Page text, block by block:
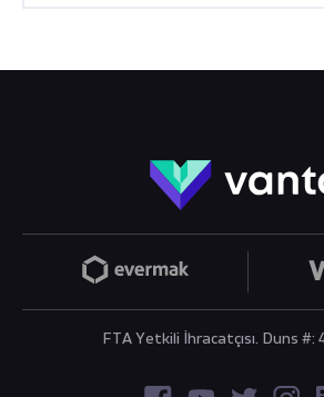
FTA Yetkili İhracatçısı. Duns #: